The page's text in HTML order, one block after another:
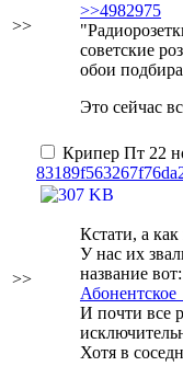
>>
>>4982975
советские
обои
Это сейчас
>>
Крипер Пт 22
Кстати, а
У нас их
название вот:
И почти все
Хотя в